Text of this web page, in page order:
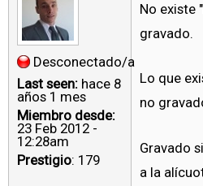
Desconectado/a
Last seen: hace 8
años 1 mes
Miembro desde:
23 Feb 2012 -
12:28am
Prestigio: 179
No existe
gravado.
Lo que
no
Gravado
a la